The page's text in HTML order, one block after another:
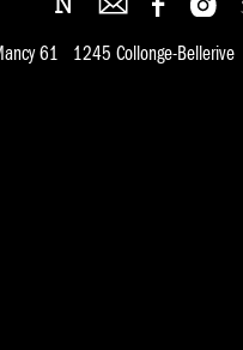
61 1245 Collonge-Bellerive